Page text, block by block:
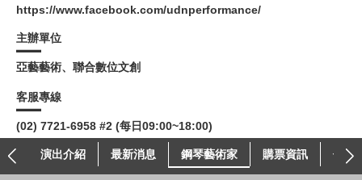
https://www.facebook.com/udnperformance/
主辦單位
亞藝藝術、聯合數位文創
客服專線
(02) 7721-6958 #2 (每日09:00~18:00)
演出介紹 最新消息 鋼琴藝術家 購票資訊 付款